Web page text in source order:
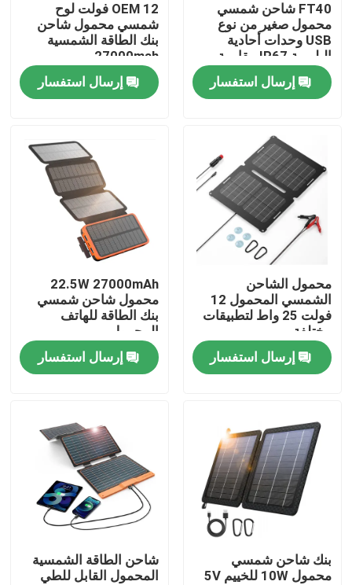
المنتجات
فيديوهات
حولنا
جولة في المصنع
مراقبة الجودة
لوحة شمسية محمولة
لوحة شمسية مرنة
بطانية شمسية قابلة للطي
شاحن البطاريات الشمسية
FT40 شاحن شمسي
محمول صغير من نوع
USB وحدات أحادية
البلورية IP67 مقاومة
للماء
إرسال استفسار
OEM 12 فولت لوح
شمسي محمول شاحن
بنك الطاقة الشمسية
27000mah
إرسال استفسار
محمول الشاحن
الشمسي المحمول 12
فولت 25 واط لتطبيقات
مختلفة
إرسال استفسار
22.5W 27000mAh
محمول شاحن شمسي
بنك الطاقة للهاتف
المحمول
إرسال استفسار
بنك شاحن شمسي
محمول 10W للخييم 5V
شاحن الطاقة الشمسية
المحمول القابل للطي